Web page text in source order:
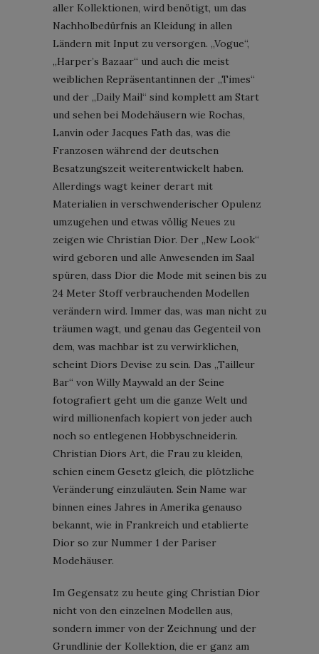
aller Kollektionen, wird benötigt, um das
Nachholbedürfnis an Kleidung in allen
Ländern mit Input zu versorgen. „Vogue“,
„Harper’s Bazaar“ und auch die meist
weiblichen Repräsentantinnen der „Times“
und der „Daily Mail“ sind komplett am Start
und sehen bei Modehäusern wie Rochas,
Lanvin oder Jacques Fath das, was die
Franzosen während der deutschen
Besatzungszeit weiterentwickelt haben.
Allerdings wagt keiner derart mit
Materialien in verschwenderischer Opulenz
umzugehen und etwas völlig Neues zu
zeigen wie Christian Dior. Der „New Look“
wird geboren und alle Anwesenden im Saal
spüren, dass Dior die Mode mit seinen bis zu
24 Meter Stoff verbrauchenden Modellen
verändern wird. Immer das, was man nicht zu
träumen wagt, und genau das Gegenteil von
dem, was machbar ist zu verwirklichen,
scheint Diors Devise zu sein. Das „Tailleur
Bar“ von Willy Maywald an der Seine
fotografiert geht um die ganze Welt und
wird millionenfach kopiert von jeder auch
noch so entlegenen Hobbyschneiderin.
Christian Diors Art, die Frau zu kleiden,
schien einem Gesetz gleich, die plötzliche
Veränderung einzuläuten. Sein Name war
binnen eines Jahres in Amerika genauso
bekannt, wie in Frankreich und etablierte
Dior so zur Nummer 1 der Pariser
Modehäuser.
Im Gegensatz zu heute ging Christian Dior
nicht von den einzelnen Modellen aus,
sondern immer von der Zeichnung und der
Grundlinie der Kollektion, die er ganz am